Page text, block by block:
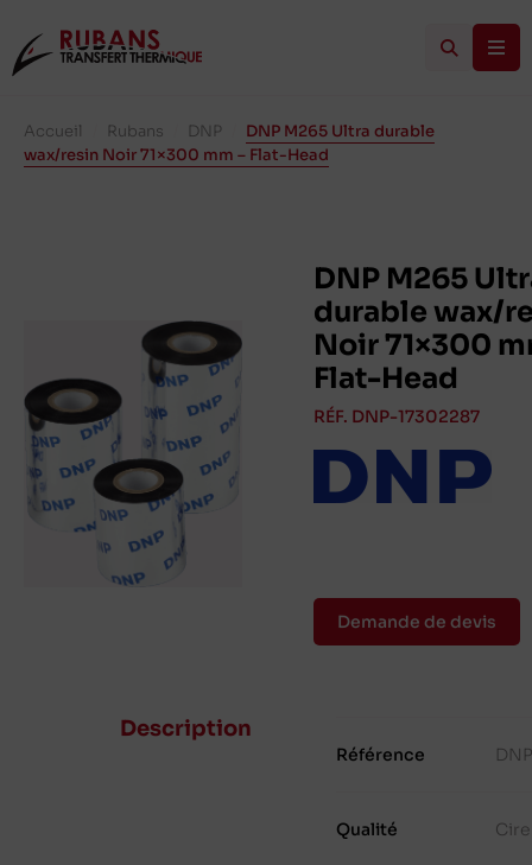
Accueil Rubans DNP
DNP M265 Ultra durable
wax/resin Noir 71×300 mm – Flat-Head
DNP M265
durable wax/
Noir 71×300
Flat-Head
RÉF. DNP-17302287
Demande de devis
Description
Référence
Qualité